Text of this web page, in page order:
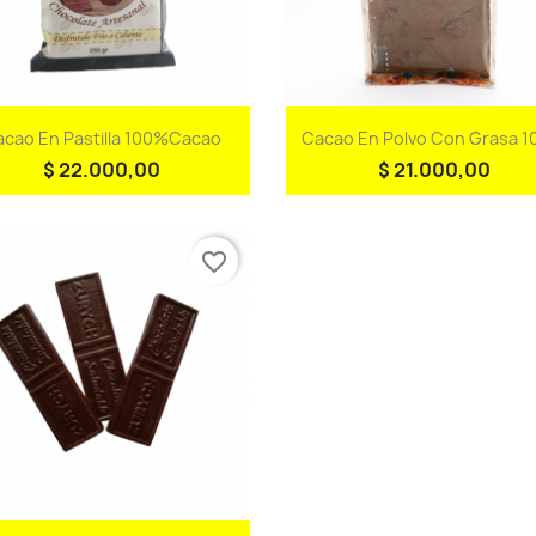
 Vista rápida
En Pastilla 100%Cacao
$ 22.000,00
Vista rápida
Cacao En Polvo Con Grasa
$ 21.000,00
favorite_border